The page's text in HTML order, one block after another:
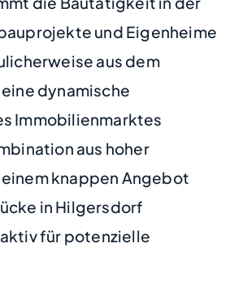
und Eigenheime
aus dem
dynamische
Immobilienmarktes
aus hoher
knappen Angebot
in Hilgersdorf
für potenzielle